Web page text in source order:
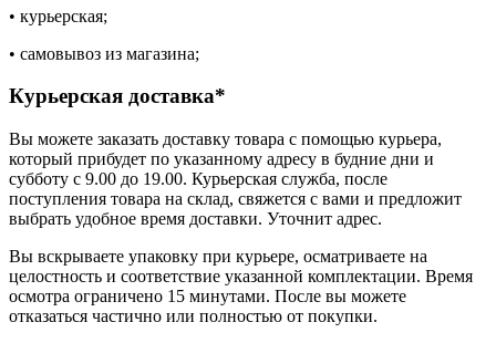
• курьерская;
• самовывоз из магазина;
Курьерская доставка*
Вы можете заказать доставку товара с помощью курьера,
который прибудет по указанному адресу в будние дни и
субботу с 9.00 до 19.00. Курьерская служба, после
поступления товара на склад, свяжется с вами и предложит
выбрать удобное время доставки. Уточнит адрес.
Вы вскрываете упаковку при курьере, осматриваете на
целостность и соответствие указанной комплектации. Время
осмотра ограничено 15 минутами. После вы можете
отказаться частично или полностью от покупки.